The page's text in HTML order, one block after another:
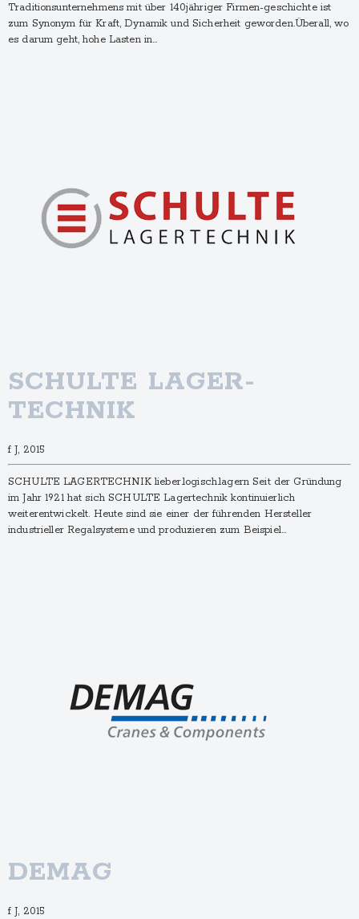
Traditionsunternehmens mit über 140jähriger Firmen-geschichte ist
zum Synonym für Kraft, Dynamik und Sicherheit geworden.Überall, wo
es darum geht, hohe Lasten in…
SCHULTE LAGER­
TECHNIK
f J, 2015
SCHULTE LAGER­TECHNIK lieber.logisch.lagern Seit der Gründung
im Jahr 1921 hat sich SCHULTE Lagertechnik kontinuierlich
weiterentwickelt. Heute sind sie einer der führenden Hersteller
industrieller Regalsysteme und produzieren zum Beispiel…
DEMAG
f J, 2015